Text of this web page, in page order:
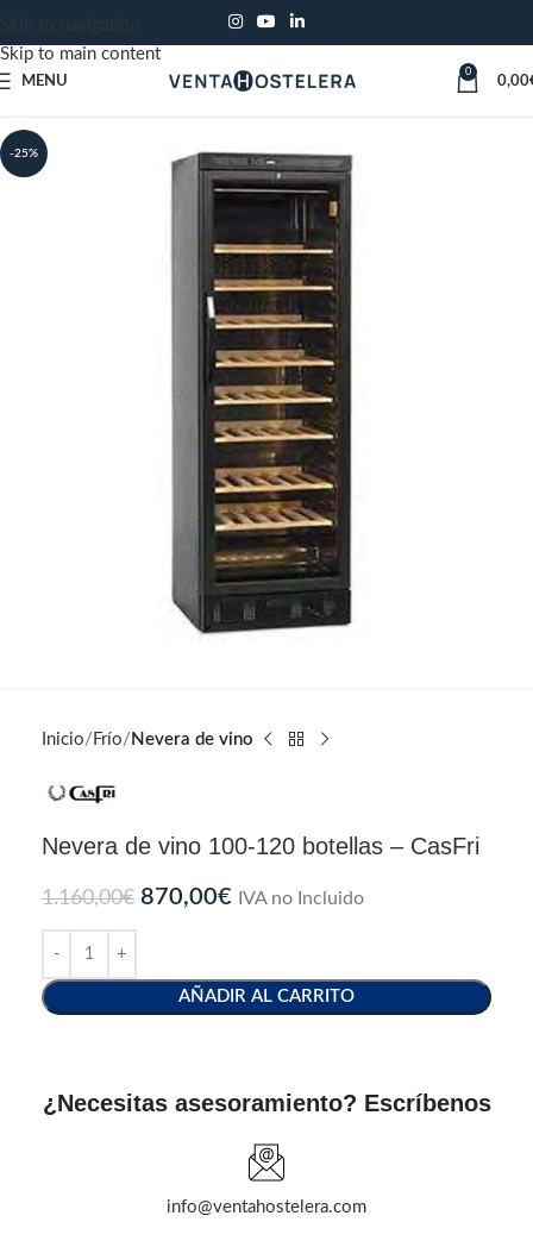
Skip to navigation
Skip to main content
MENU
0
0,00
-25%
Inicio Frío Nevera de vino
Nevera de vino 100-120 botellas – CasFri
1.160,00€ 870,00€ IVA no Incluido
AÑADIR AL CARRITO
¿Necesitas asesoramiento? Escríbenos
info@ventahostelera.com